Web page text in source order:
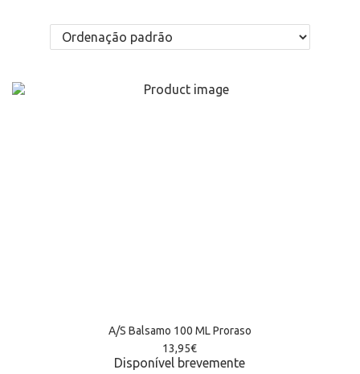
A/S Balsamo 100 ML Proraso
13,95€
Disponível brevemente